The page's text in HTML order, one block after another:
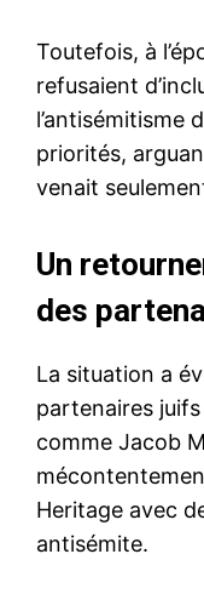
Toutefois, à
refusaient
l’antisémitisme
priorités,
venait
Un
des
La situation a
partenaires
comme Jacob
Heritage avec
antisémite.